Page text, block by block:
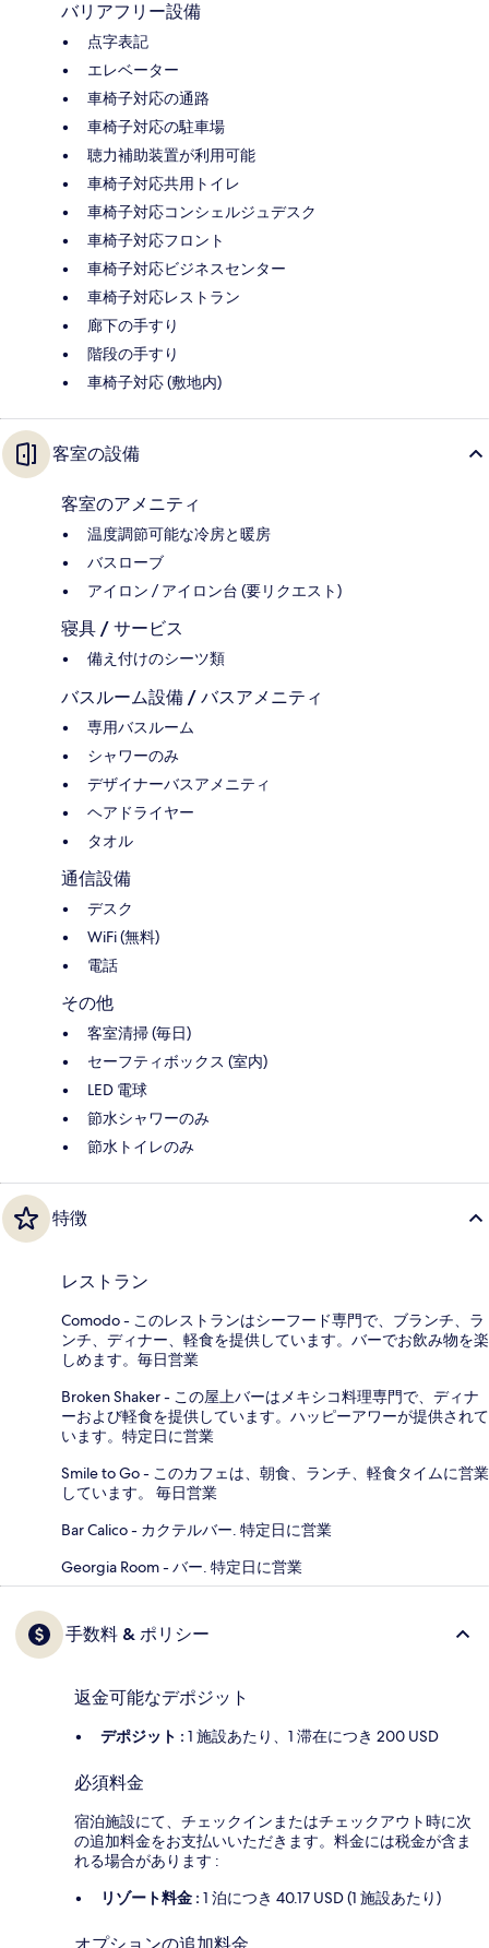
バリアフリー設備
点字表記
エレベーター
車椅子対応の通路
車椅子対応の駐車場
聴力補助装置が利用可能
車椅子対応共用トイレ
車椅子対応コンシェルジュデスク
車椅子対応フロント
車椅子対応ビジネスセンター
車椅子対応レストラン
廊下の手すり
階段の手すり
車椅子対応 (敷地内)
客室の設備
客室のアメニティ
温度調節可能な冷房と暖房
バスローブ
アイロン / アイロン台 (要リクエスト)
寝具 / サービス
備え付けのシーツ類
バスルーム設備 / バスアメニティ
専用バスルーム
シャワーのみ
デザイナーバスアメニティ
ヘアドライヤー
タオル
通信設備
デスク
WiFi (無料)
電話
その他
客室清掃 (毎日)
セーフティボックス (室内)
LED 電球
節水シャワーのみ
節水トイレのみ
特徴
レストラン
Comodo - このレストランはシーフード専門で、ブランチ、ラ
ンチ、ディナー、軽食を提供しています。バーでお飲み物を楽
しめます。毎日営業
Broken Shaker - この屋上バーはメキシコ料理専門で、ディナ
ーおよび軽食を提供しています。ハッピーアワーが提供されて
います。特定日に営業
Smile to Go - このカフェは、朝食、ランチ、軽食タイムに営業
しています。 毎日営業
Bar Calico - カクテルバー. 特定日に営業
Georgia Room - バー. 特定日に営業
手数料 & ポリシー
返金可能なデポジット
デポジット : 1 施設あたり、1 滞在につき 200 USD
必須料金
宿泊施設にて、チェックインまたはチェックアウト時に次
の追加料金をお支払いいただきます。料金には税金が含ま
れる場合があります :
リゾート料金 : 1 泊につき 40.17 USD (1 施設あたり)